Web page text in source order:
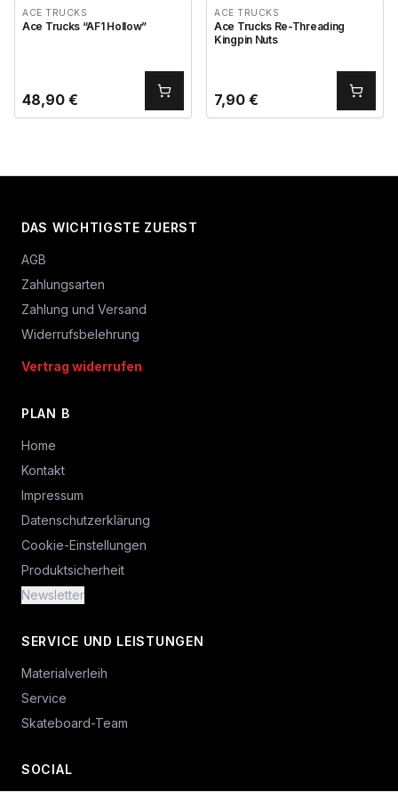
ACE TRUCKS
Ace Trucks “AF1 Hollow”
48,90 €
ACE TRUCKS
Ace Trucks Re-Threading
Kingpin Nuts
7,90 €
DAS WICHTIGSTE ZUERST
AGB
Zahlungsarten
Zahlung und Versand
Widerrufsbelehrung
Vertrag widerrufen
PLAN B
Home
Kontakt
Impressum
Datenschutzerklärung
Cookie-Einstellungen
Produktsicherheit
Newsletter
SERVICE UND LEISTUNGEN
Materialverleih
Service
Skateboard-Team
SOCIAL